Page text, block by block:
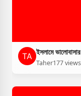
ইসলামে
Taher177 views